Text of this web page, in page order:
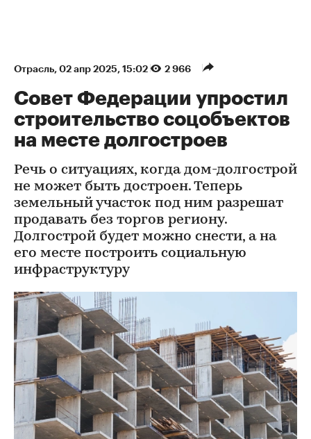
Отрасль⁠, 02 апр 2025, 15:02 2 966
Совет Федерации упростил
строительство соцобъектов
на месте долгостроев
Речь о ситуациях, когда дом-долгострой
не может быть достроен. Теперь
земельный участок под ним разрешат
продавать без торгов региону.
Долгострой будет можно снести, а на
его месте построить социальную
инфраструктуру